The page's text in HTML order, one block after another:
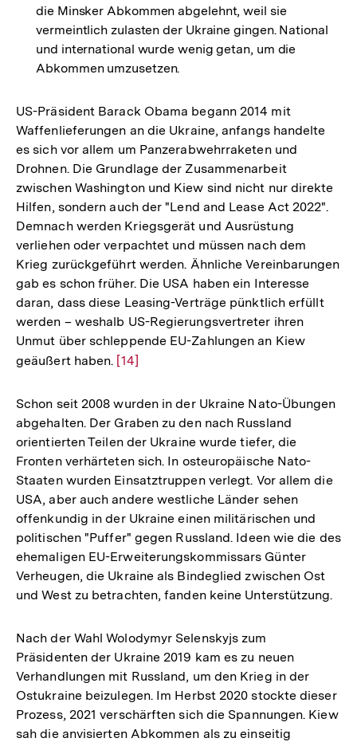
die Minsker Abkommen abgelehnt, weil sie
vermeintlich zulasten der Ukraine gingen. National
und international wurde wenig getan, um die
Abkommen umzusetzen.
US-Präsident Barack Obama begann 2014 mit
Waffenlieferungen an die Ukraine, anfangs handelte
es sich vor allem um Panzerabwehrraketen und
Drohnen. Die Grundlage der Zusammenarbeit
zwischen Washington und Kiew sind nicht nur direkte
Hilfen, sondern auch der "Lend and Lease Act 2022".
Demnach werden Kriegsgerät und Ausrüstung
verliehen oder verpachtet und müssen nach dem
Krieg zurückgeführt werden. Ähnliche Vereinbarungen
gab es schon früher. Die USA haben ein Interesse
daran, dass diese Leasing-Verträge pünktlich erfüllt
werden – weshalb US-Regierungsvertreter ihren
Unmut über schleppende EU-Zahlungen an Kiew
geäußert haben. Zur
der
Fußnote
[14]
Schon seit 2008 wurden in der Ukraine Nato-Übungen
abgehalten. Der Graben zu den nach Russland
orientierten Teilen der Ukraine wurde tiefer, die
Fronten verhärteten sich. In osteuropäische Nato-
Staaten wurden Einsatztruppen verlegt. Vor allem die
USA, aber auch andere westliche Länder sehen
offenkundig in der Ukraine einen militärischen und
politischen "Puffer" gegen Russland. Ideen wie die des
ehemaligen EU-Erweiterungskommissars Günter
Verheugen, die Ukraine als Bindeglied zwischen Ost
und West zu betrachten, fanden keine Unterstützung.
Nach der Wahl Wolodymyr Selenskyjs zum
Präsidenten der Ukraine 2019 kam es zu neuen
Verhandlungen mit Russland, um den Krieg in der
Ostukraine beizulegen. Im Herbst 2020 stockte dieser
Prozess, 2021 verschärften sich die Spannungen. Kiew
sah die anvisierten Abkommen als zu einseitig